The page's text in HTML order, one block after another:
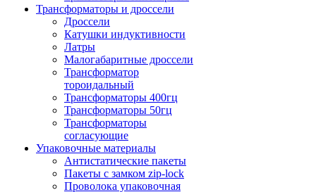
Трансформаторы и дроссели
Дроссели
Катушки индуктивности
Латры
Малогабаритные дроссели
Трансформатор
тороидальный
Трансформаторы 400гц
Трансформаторы 50гц
Трансформаторы
согласующие
Упаковочные материалы
Антистатические пакеты
Пакеты с замком zip-lock
Проволока упаковочная